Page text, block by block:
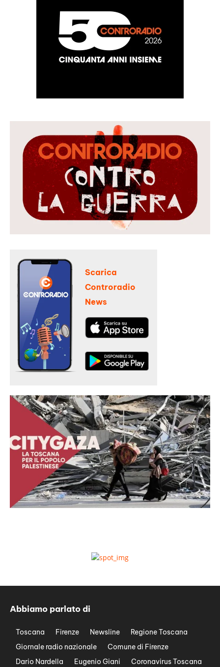
Scarica
Controradio
News
Abbiamo parlato di
Toscana Firenze Newsline
Regione Toscana
Giornale radio nazionale
Comune di Firenze
Dario Nardella
Eugenio Giani
Coronavirus Toscana